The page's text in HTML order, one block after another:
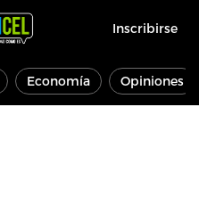
Inscribirse
Economía Opiniones